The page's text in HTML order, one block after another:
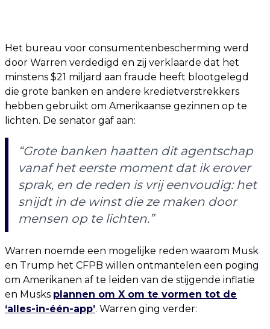
Het bureau voor consumentenbescherming werd
door Warren verdedigd en zij verklaarde dat het
minstens $21 miljard aan fraude heeft blootgelegd
die grote banken en andere kredietverstrekkers
hebben gebruikt om Amerikaanse gezinnen op te
lichten. De senator gaf aan:
“Grote banken haatten dit agentschap
vanaf het eerste moment dat ik erover
sprak, en de reden is vrij eenvoudig: het
snijdt in de winst die ze maken door
mensen op te lichten.”
Warren noemde een mogelijke reden waarom Musk
en Trump het CFPB willen ontmantelen een poging
om Amerikanen af te leiden van de stijgende inflatie
en Musks plannen om X om te vormen tot de
‘alles-in-één-app’. Warren ging verder: